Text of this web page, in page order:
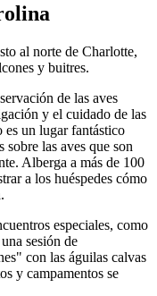
al norte de Charlotte,
y buitres.
de las aves
y el cuidado de las
es un lugar fantástico
las aves que son
Alberga a más de 100
a los huéspedes cómo
especiales, como
sesión de
con las águilas calvas
y campamentos se